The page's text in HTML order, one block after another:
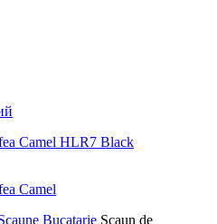
Bucatarie Scaun de